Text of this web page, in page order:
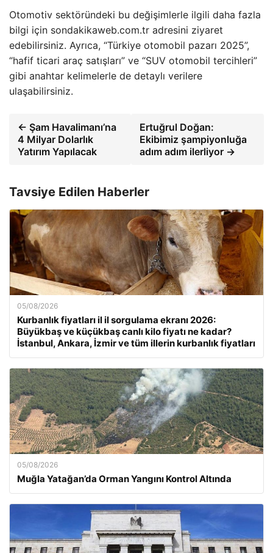
Otomotiv sektöründeki bu değişimlerle ilgili daha fazla
bilgi için sondakikaweb.com.tr adresini ziyaret
edebilirsiniz. Ayrıca, “Türkiye otomobil pazarı 2025”,
“hafif ticari araç satışları” ve “SUV otomobil tercihleri”
gibi anahtar kelimelerle de detaylı verilere
ulaşabilirsiniz.
← Şam Havalimanı’na
4 Milyar Dolarlık
Yatırım Yapılacak
Ertuğrul Doğan:
Ekibimiz şampiyonluğa
adım adım ilerliyor →
Tavsiye Edilen Haberler
05/08/2026
Kurbanlık fiyatları il il sorgulama ekranı 2026:
Büyükbaş ve küçükbaş canlı kilo fiyatı ne kadar?
İstanbul, Ankara, İzmir ve tüm illerin kurbanlık fiyatları
05/08/2026
Muğla Yatağan’da Orman Yangını Kontrol Altında